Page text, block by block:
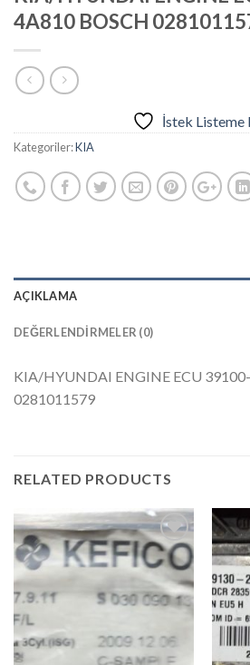
4A810 BOSCH
İstek Listeme
Kategoriler:KIA
AÇIKLAMA
DEĞERLENDIRMELER (0)
KIA/HYUNDAI ENGINE ECU
0281011579
RELATED PRODUCTS
İstek
Listeme
Ekle